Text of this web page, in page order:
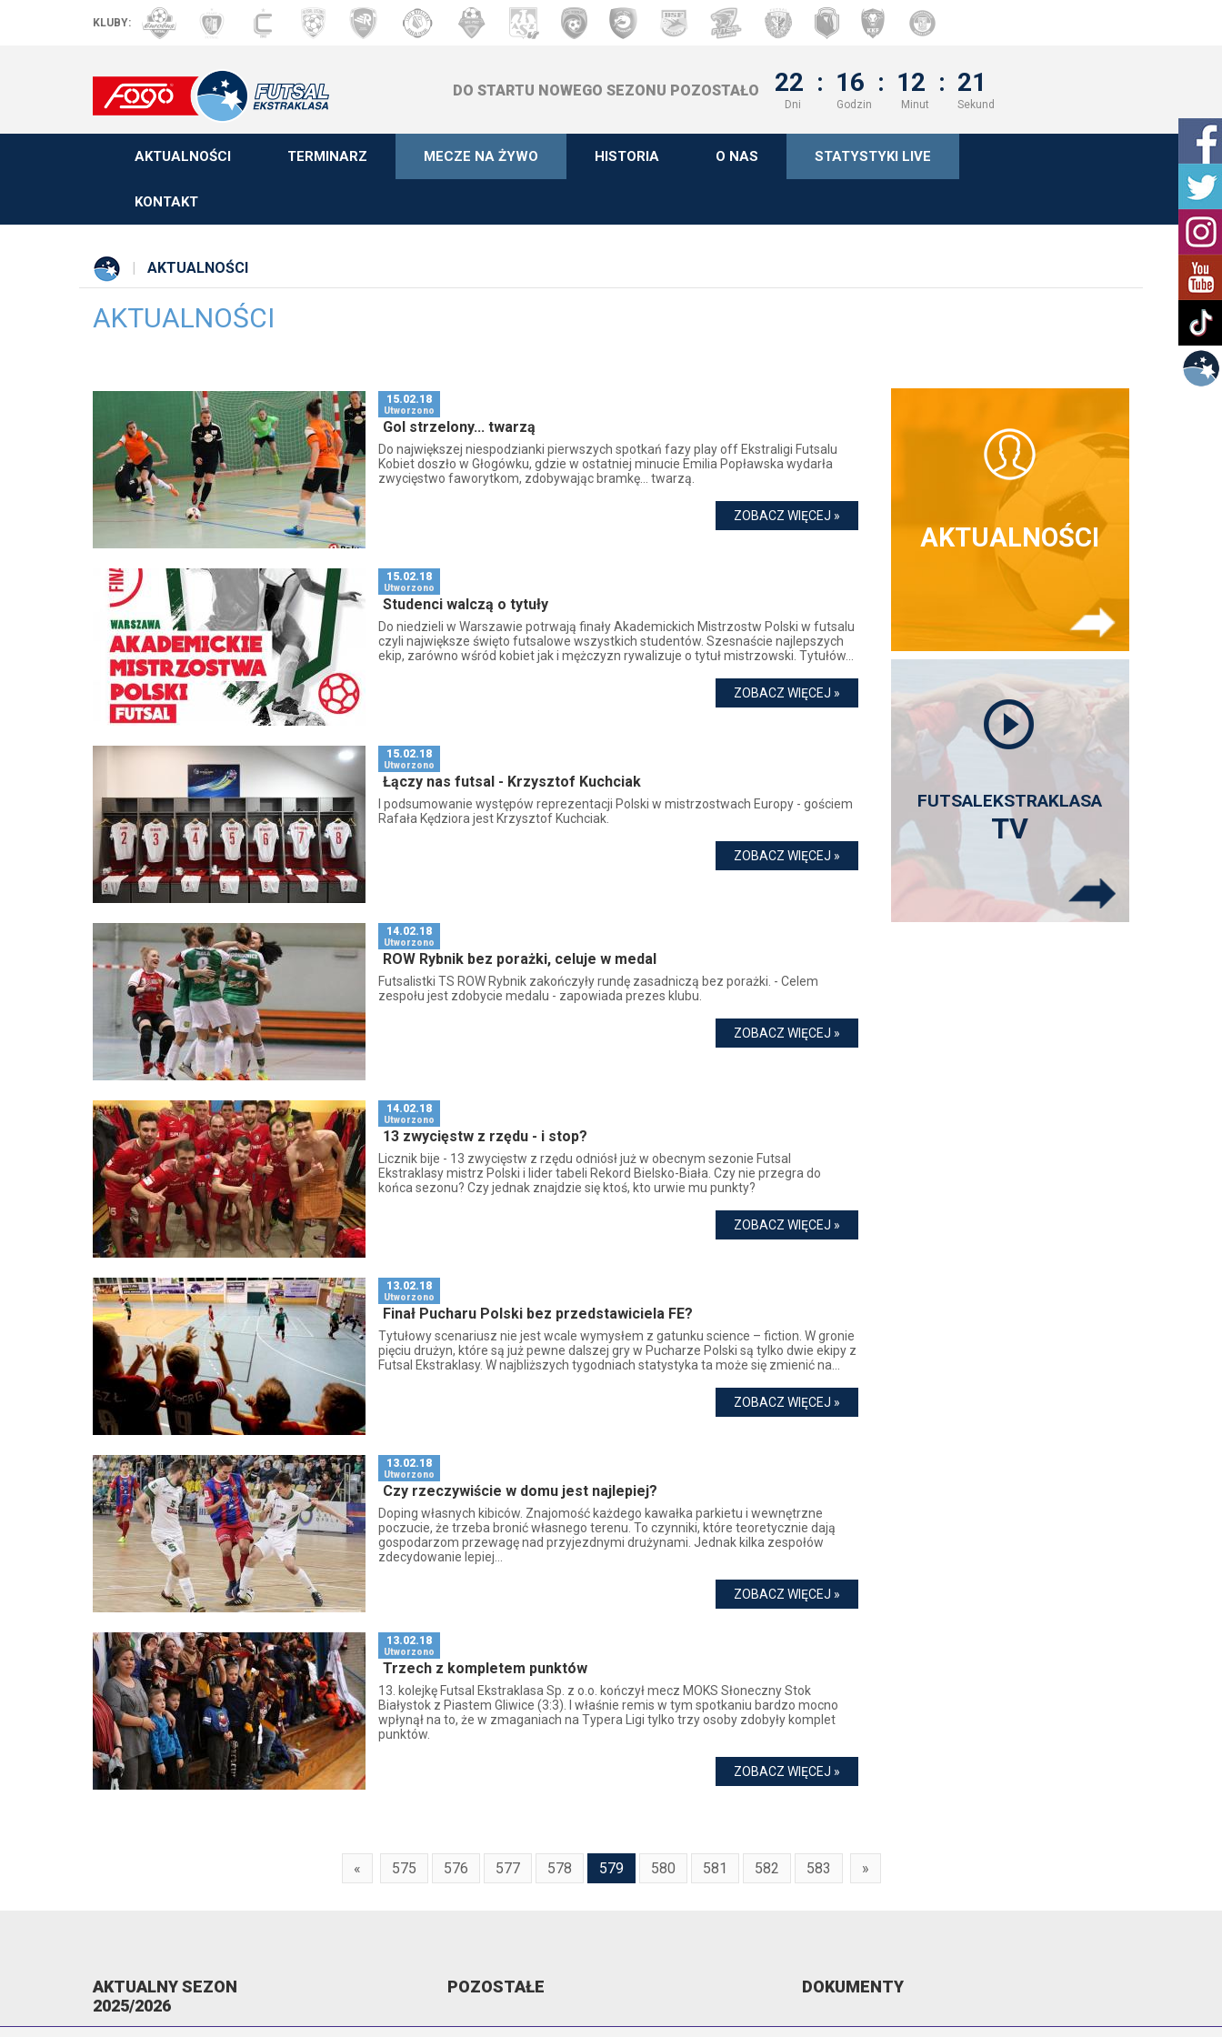
KLUBY:
DO STARTU NOWEGO SEZONU POZOSTAŁO 22 : 16 : 12 : 21
Dni Godzin Minut Sekund
AKTUALNOŚCI TERMINARZ MECZE NA ŻYWO HISTORIA O NAS STATYSTYKI LIVE
KONTAKT
AKTUALNOŚCI
AKTUALNOŚCI
AKTUALNOŚCI
FUTSALEKSTRAKLASA
TV
15.02.18
Utworzono
Gol strzelony... twarzą
Do największej niespodzianki pierwszych spotkań fazy play off Ekstraligi Futsalu
Kobiet doszło w Głogówku, gdzie w ostatniej minucie Emilia Popławska wydarła
zwycięstwo faworytkom, zdobywając bramkę... twarzą.
ZOBACZ WIĘCEJ »
15.02.18
Utworzono
Studenci walczą o tytuły
Do niedzieli w Warszawie potrwają finały Akademickich Mistrzostw Polski w futsalu
czyli największe święto futsalowe wszystkich studentów. Szesnaście najlepszych
ekip, zarówno wśród kobiet jak i mężczyzn rywalizuje o tytuł mistrzowski. Tytułów...
ZOBACZ WIĘCEJ »
15.02.18
Utworzono
Łączy nas futsal - Krzysztof Kuchciak
I podsumowanie występów reprezentacji Polski w mistrzostwach Europy - gościem
Rafała Kędziora jest Krzysztof Kuchciak.
ZOBACZ WIĘCEJ »
14.02.18
Utworzono
ROW Rybnik bez porażki, celuje w medal
Futsalistki TS ROW Rybnik zakończyły rundę zasadniczą bez porażki. - Celem
zespołu jest zdobycie medalu - zapowiada prezes klubu.
ZOBACZ WIĘCEJ »
14.02.18
Utworzono
13 zwycięstw z rzędu - i stop?
Licznik bije - 13 zwycięstw z rzędu odniósł już w obecnym sezonie Futsal
Ekstraklasy mistrz Polski i lider tabeli Rekord Bielsko-Biała. Czy nie przegra do
końca sezonu? Czy jednak znajdzie się ktoś, kto urwie mu punkty?
ZOBACZ WIĘCEJ »
13.02.18
Utworzono
Finał Pucharu Polski bez przedstawiciela FE?
Tytułowy scenariusz nie jest wcale wymysłem z gatunku science – fiction. W gronie
pięciu drużyn, które są już pewne dalszej gry w Pucharze Polski są tylko dwie ekipy z
Futsal Ekstraklasy. W najbliższych tygodniach statystyka ta może się zmienić na...
ZOBACZ WIĘCEJ »
13.02.18
Utworzono
Czy rzeczywiście w domu jest najlepiej?
Doping własnych kibiców. Znajomość każdego kawałka parkietu i wewnętrzne
poczucie, że trzeba bronić własnego terenu. To czynniki, które teoretycznie dają
gospodarzom przewagę nad przyjezdnymi drużynami. Jednak kilka zespołów
zdecydowanie lepiej...
ZOBACZ WIĘCEJ »
13.02.18
Utworzono
Trzech z kompletem punktów
13. kolejkę Futsal Ekstraklasa Sp. z o.o. kończył mecz MOKS Słoneczny Stok
Białystok z Piastem Gliwice (3:3). I właśnie remis w tym spotkaniu bardzo mocno
wpłynął na to, że w zmaganiach na Typera Ligi tylko trzy osoby zdobyły komplet
punktów.
ZOBACZ WIĘCEJ »
« 575 576 577 578 579 580 581 582 583 »
AKTUALNY SEZON
2025/2026
POZOSTAŁE DOKUMENTY